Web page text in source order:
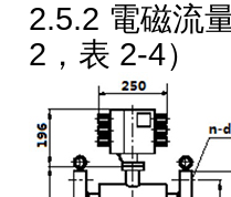
2.5.2 電磁流
2，表 2-4）